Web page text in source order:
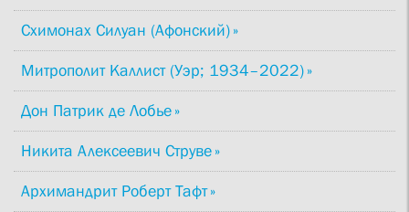
Схимонах Силуан (Афонский)
Митрополит Каллист (Уэр; 1934–2022)
Дон Патрик де Лобье
Никита Алексеевич Струве
Архимандрит Роберт Тафт